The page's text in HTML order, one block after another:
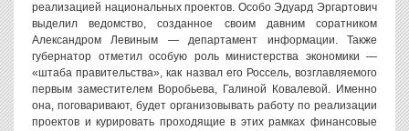
реализацией национальных проектов. Особо Эдуард Эргартович
выделил ведомство, созданное своим давним соратником
Александром Левиным — департамент информации. Также
губернатор отметил особую роль министерства экономики —
«штаба правительства», как назвал его Россель, возглавляемого
первым заместителем Воробьева, Галиной Ковалевой. Именно
она, поговаривают, будет организовывать работу по реализации
проектов и курировать проходящие в этих рамках финансовые